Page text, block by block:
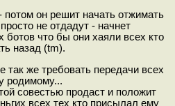
он решит начать отжимать
не отдадут - начнет
ботов что бы они хаяли всех кто
назад (tm).
так же требовать передачи всех
родимому...
совестью продаст и положит
всех тех кто присылал ему